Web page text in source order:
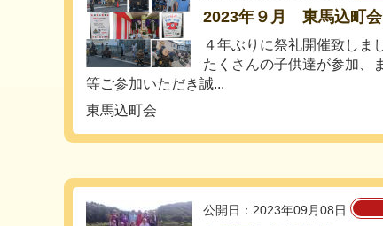
2023年９月 東馬込町
４年ぶりに祭礼開催致しま
たくさんの子供達が参加、
等ご参加いただき誠...
東馬込町会
公開日：2023年09月08日